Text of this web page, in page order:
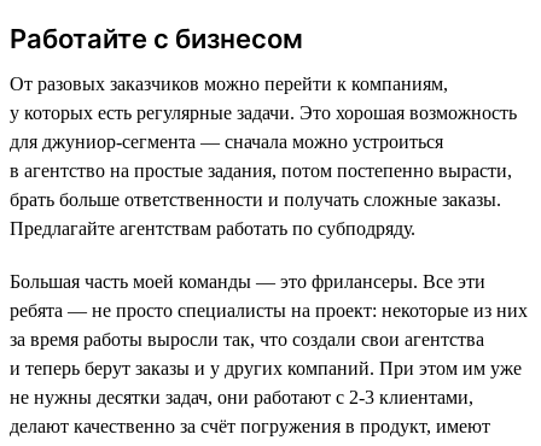
Работайте с бизнесом
От разовых заказчиков можно перейти к компаниям,
у которых есть регулярные задачи. Это хорошая возможность
для джуниор-сегмента — сначала можно устроиться
в агентство на простые задания, потом постепенно вырасти,
брать больше ответственности и получать сложные заказы.
Предлагайте агентствам работать по субподряду.
Большая часть моей команды — это фрилансеры. Все эти
ребята — не просто специалисты на проект: некоторые из них
за время работы выросли так, что создали свои агентства
и теперь берут заказы и у других компаний. При этом им уже
не нужны десятки задач, они работают с 2-3 клиентами,
делают качественно за счёт погружения в продукт, имеют